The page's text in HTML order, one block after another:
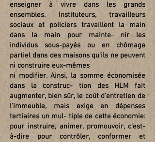
enseigner à vivre dans les grands
ensembles. Instituteurs, travailleurs
sociaux et policiers travaillent la main
dans la main pour mainte- nir les
individus sous-payés ou en chômage
partiel dans des maisons qu'ils ne peuvent
ni construire eux-mêmes
ni modifier. Ainsi, la somme économisée
dans la construc- tion des HLM fait
augmenter, bien sûr, le coût d'entretien de
l'immeuble, mais exige en dépenses
tertiaires un mul- tiple de cette économie:
pour instruire, animer, promouvoir, c'est-
à-dire pour contrôler, conformer et